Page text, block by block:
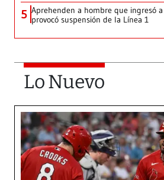
5 Aprehenden a hombre que ingresó
provocó suspensión de la Línea 1
Lo Nuevo